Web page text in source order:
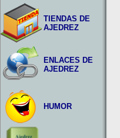
TIENDAS DE
AJEDREZ
ENLACES DE
AJEDREZ
HUMOR